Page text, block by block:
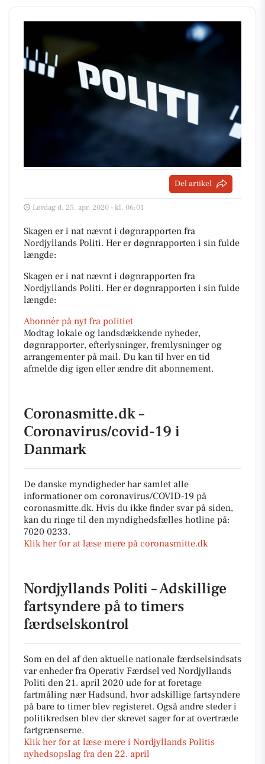
Del artikel
Lørdag d. 25. apr. 2020 - kl. 06:01
Skagen er i nat nævnt i døgnrapporten fra
Nordjyllands Politi. Her er døgnrapporten i sin fulde
længde:
Skagen er i nat nævnt i døgnrapporten fra
Nordjyllands Politi. Her er døgnrapporten i sin fulde
længde:
Abonnér på nyt fra politiet
Modtag lokale og landsdækkende nyheder,
døgnrapporter, efterlysninger, fremlysninger og
arrangementer på mail. Du kan til hver en tid
afmelde dig igen eller ændre dit abonnement.
Coronasmitte.dk –
Coronavirus/covid-19 i
Danmark
De danske myndigheder har samlet alle
informationer om coronavirus/COVID-19 på
coronasmitte.dk. Hvis du ikke finder svar på siden,
kan du ringe til den myndighedsfælles hotline på:
7020 0233.
Klik her for at læse mere på coronasmitte.dk
Nordjyllands Politi – Adskillige
fartsyndere på to timers
færdselskontrol
Som en del af den aktuelle nationale færdselsindsats
var enheder fra Operativ Færdsel ved Nordjyllands
Politi den 21. april 2020 ude for at foretage
fartmåling nær Hadsund, hvor adskillige fartsyndere
på bare to timer blev registeret. Også andre steder i
politikredsen blev der skrevet sager for at overtræde
fartgrænserne.
Klik her for at læse mere i Nordjyllands Politis
nyhedsopslag fra den 22. april